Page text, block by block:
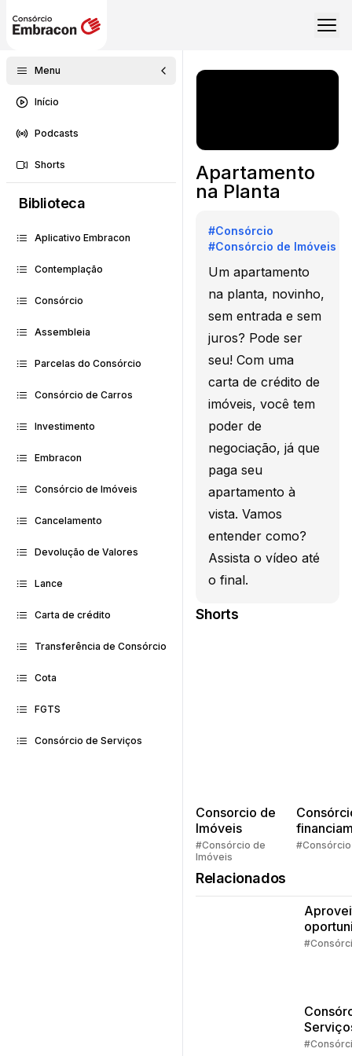
Menu
Início
Podcasts
Shorts
Biblioteca
Aplicativo Embracon
Contemplação
Consórcio
Assembleia
Parcelas do Consórcio
Consórcio de Carros
Investimento
Embracon
Consórcio de Imóveis
Cancelamento
Devolução de Valores
Lance
Carta de crédito
Transferência de Consórcio
Cota
FGTS
Consórcio de Serviços
Apartamento
na Planta
#Consórcio
#Consórcio de Imóveis
Um apartamento
na planta, novinho,
sem entrada e sem
juros? Pode ser
seu! Com uma
carta de crédito de
imóveis, você tem
poder de
negociação, já que
paga seu
apartamento à
vista. Vamos
entender como?
Assista o vídeo até
o final.
Shorts
Consorcio de
Imóveis
#Consórcio de
Imóveis
Quem
#Consórcio
Relacionados
da